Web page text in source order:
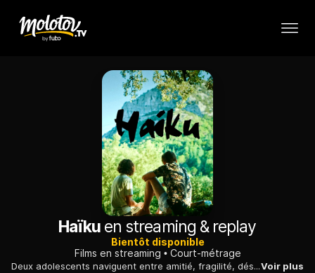
Haïkuen streaming & replay
Bientôt disponible
Films en streaming
Court-métrage
Deux adolescents naviguent entre amitié, fragilité, désir, découverte et humour quitte à en perdre la raison.Voir plus